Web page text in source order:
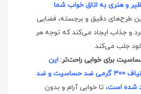
و هنری به اتاق خواب شما
طرح‌های دقیق و برجسته، فضایی
و جذاب ایجاد می‌کند که توجه هر
جلب می‌کند.
برای خوابی راحت‌تر: این
روتختی با الیاف 300 گرمی ضد حساسیت و ضد
شده است، تا خوابی آرام و بدون